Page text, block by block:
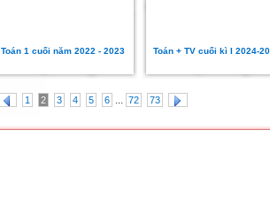
Toán 1 cuối năm 2022 - 2023 Toán + TV cuối kì I 2024-
1 2 3 4 5 6 ... 72 73